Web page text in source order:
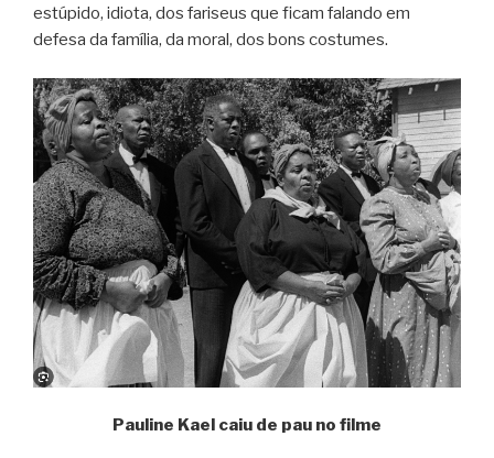
estúpido, idiota, dos fariseus que ficam falando em
defesa da família, da moral, dos bons costumes.
Pauline Kael caiu de pau no filme